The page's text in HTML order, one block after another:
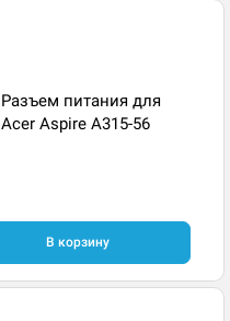
Разъем питания для
Acer Aspire A315-56
В корзину